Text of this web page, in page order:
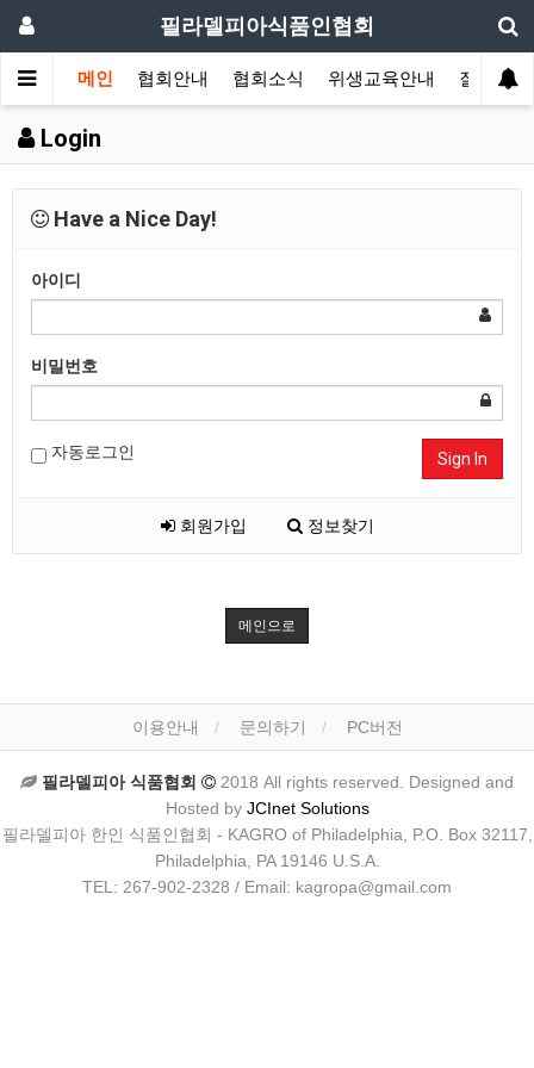
필라델피아식품인협회
메인 협회안내 협회소식 위생교육안내 질의답변
Login
Have a Nice Day!
아이디
비밀번호
자동로그인 Sign In
회원가입 정보찾기
메인으로
이용안내 문의하기 PC버전
필라델피아 식품협회
2018 All rights reserved. Designed and
Hosted by JCInet Solutions
필라델피아 한인 식품인협회 - KAGRO of Philadelphia, P.O. Box 32117,
Philadelphia, PA 19146 U.S.A.
TEL: 267-902-2328 / Email: kagropa@gmail.com